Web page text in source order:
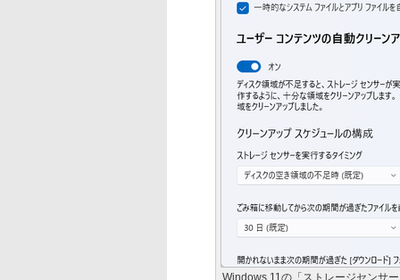
Windows 11の「ストレージセンサ